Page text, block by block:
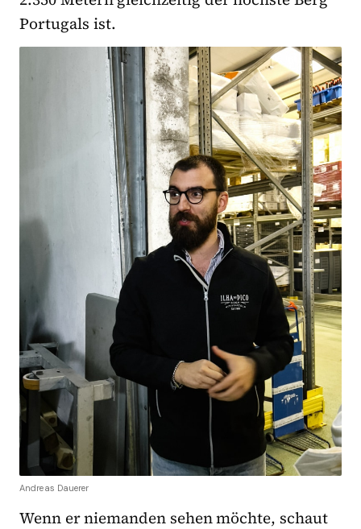
Portugals ist.
Andreas Dauerer
Wenn er niemanden sehen möchte, schaut